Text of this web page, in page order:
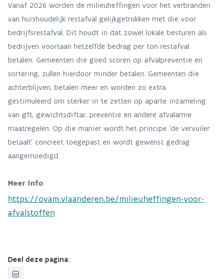
Vanaf 2026 worden de milieuheffingen voor het verbranden
van huishoudelijk restafval gelijkgetrokken met die voor
bedrijfsrestafval. Dit houdt in dat zowel lokale besturen als
bedrijven voortaan hetzelfde bedrag per ton restafval
betalen. Gemeenten die goed scoren op afvalpreventie en
sortering, zullen hierdoor minder betalen. Gemeenten die
achterblijven, betalen meer en worden zo extra
gestimuleerd om sterker in te zetten op aparte inzameling
van gft, gewichtsdiftar, preventie en andere afvalarme
maatregelen. Op die manier wordt het principe ‘de vervuiler
betaalt’ concreet toegepast en wordt gewenst gedrag
aangemoedigd.
Meer info:
https://ovam.vlaanderen.be/milieuheffingen-voor-
afvalstoffen
Deel deze pagina: